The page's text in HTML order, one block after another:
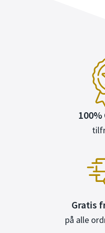
Gratis
på alle